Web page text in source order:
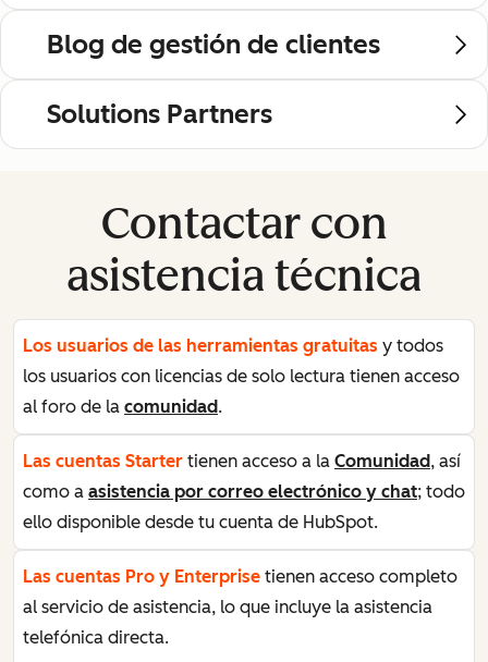
Blog de gestión de clientes
Solutions Partners
Contactar con
asistencia técnica
Los usuarios de las herramientas gratuitas y todos
los usuarios con licencias de solo lectura tienen acceso
al foro de la comunidad.
Las cuentas Starter tienen acceso a la Comunidad, así
como a asistencia por correo electrónico y chat; todo
ello disponible desde tu cuenta de HubSpot.
Las cuentas Pro y Enterprise tienen acceso completo
al servicio de asistencia, lo que incluye la asistencia
telefónica directa.